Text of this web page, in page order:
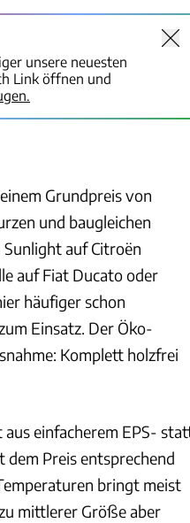
unsere neuesten
Link öffnen und
Grundpreis von
und baugleichen
auf Citroën
auf Fiat Ducato oder
häufiger schon
Einsatz. Der Öko-
Komplett holzfrei
einfacherem EPS-
Preis entsprechend
bringt meist
mittlerer Größe aber